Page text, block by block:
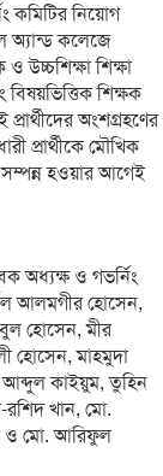
কমিটির নিয়োগ
অ্যান্ড কলেজে
উচ্চশিক্ষা শিক্ষা
শিক্ষক
অংশগ্রহণের
প্রার্থীকে মৌখিক
সম্পন্ন হওয়ার আগেই
অধ্যক্ষ ও গভর্নিং
আলমগীর হোসেন,
হোসেন, মীর
হোসেন, মাহমুদা
আব্দুল কাইয়ুম, তুহিন
খান, মো.
ও মো. আরিফুল